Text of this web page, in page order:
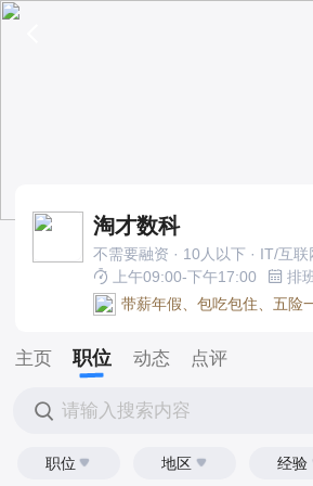
淘才数科
不需要融资 · 10人以下 · IT/互联
上午09:00-下午17:00
排
带薪年假、包吃包住、五险
主页 职位 动态 点评
请输入搜索内容
职位 地区 经验